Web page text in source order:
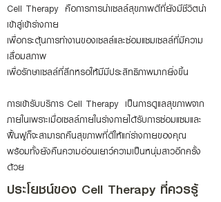
Cell Therapy คือการการนำเซลล์สุขภาพดีที่ยังมีชีวิตนำ
เข้าสู่เข้าร่างกาย
เพื่อกระตุ้นการทำงานของเซลล์และซ่อมแซมเซลล์ที่มีความ
เสื่อมสภาพ
เพื่อรักษาเซลล์ที่สึกหรอให้มีมีประสิทธิภาพมากยิ่งขึ้น
การเข้ารับบริการ Cell Therapy เป็นการดูแลสุขภาพจาก
ภายในเพราะเมื่อเซลล์ภายในร่างกายได้รับการซ่อมแซมและ
ฟื้นฟูก็จะสามารถคืนสุขภาพที่ดีให้แก่ร่างกายของคุณ
พร้อมทั้งยังคืนความอ่อนเยาว์ความเป็นหนุ่มสาวอีกครั้ง
ด้วย
ประโยชน์ของ Cell Therapy ที่ควรรู้